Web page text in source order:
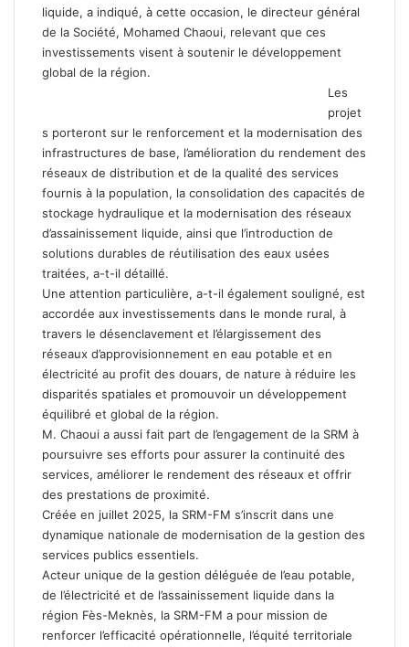
liquide, a indiqué, à cette occasion, le directeur général
de la Société, Mohamed Chaoui, relevant que ces
investissements visent à soutenir le développement
global de la région.
Les
projet
s porteront sur le renforcement et la modernisation des
infrastructures de base, l’amélioration du rendement des
réseaux de distribution et de la qualité des services
fournis à la population, la consolidation des capacités de
stockage hydraulique et la modernisation des réseaux
d’assainissement liquide, ainsi que l’introduction de
solutions durables de réutilisation des eaux usées
traitées, a-t-il détaillé.
Une attention particulière, a-t-il également souligné, est
accordée aux investissements dans le monde rural, à
travers le désenclavement et l’élargissement des
réseaux d’approvisionnement en eau potable et en
électricité au profit des douars, de nature à réduire les
disparités spatiales et promouvoir un développement
équilibré et global de la région.
M. Chaoui a aussi fait part de l’engagement de la SRM à
poursuivre ses efforts pour assurer la continuité des
services, améliorer le rendement des réseaux et offrir
des prestations de proximité.
Créée en juillet 2025, la SRM-FM s’inscrit dans une
dynamique nationale de modernisation de la gestion des
services publics essentiels.
Acteur unique de la gestion déléguée de l’eau potable,
de l’électricité et de l’assainissement liquide dans la
région Fès-Meknès, la SRM-FM a pour mission de
renforcer l’efficacité opérationnelle, l’équité territoriale